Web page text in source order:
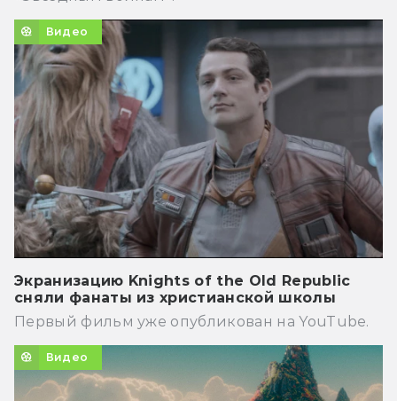
Видео
Экранизацию Knights of the Old Republic
сняли фанаты из христианской школы
Первый фильм уже опубликован на YouTube.
Видео